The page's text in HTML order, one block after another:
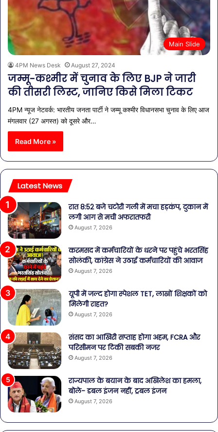
Main Slide
4PM News Desk August 27, 2024
जम्मू-कश्मीर में चुनाव के लिए BJP ने जारी
की तीसरी लिस्ट, जानिए किसे मिला टिकट
4PM न्यूज नेटवर्क: भारतीय जनता पार्टी ने जम्मू कश्मीर विधानसभा चुनाव के लिए आज
मंगलवार (27 अगस्त) को दूसरे और…
Read More »
Latest News
रात 8:52 बजे चटोरी गली में मचा हड़कंप, दुकान में
लगी आग से मची अफरातफरी
August 7, 2026
करमसद में कर्मचारियों के धरने पर पहुंचे भरतसिंह
सोलंकी, कांग्रेस ने उठाई कर्मचारियों की आवाज
August 7, 2026
यूपी में जल्द होगा स्पेशल TET, लाखों शिक्षकों को
मिलेगी राहत?
August 7, 2026
संसद का आखिरी सप्ताह होगा अहम, FCRA और
परिसीमन पर टिकी सबकी नजर
August 7, 2026
राज्यपाल के बयान के बाद अखिलेश का हमला,
बोले- डबल इंजन नहीं, ट्रबल इंजन
August 7, 2026